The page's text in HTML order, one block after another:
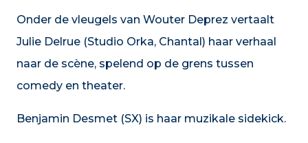
Onder de vleugels van Wouter Deprez vertaalt
Julie Delrue (Studio Orka, Chantal) haar verhaal
naar de scène, spelend op de grens tussen
comedy en theater.
Benjamin Desmet (SX) is haar muzikale sidekick.